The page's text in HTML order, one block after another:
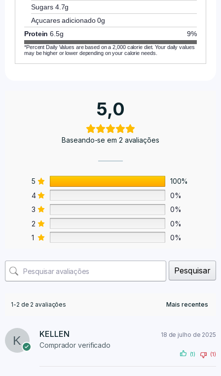
Sugars 4.7g
Açucares adicionado0g
Protein6.5g 9%
*Percent Daily Values are based on a 2,000 calorie diet. Your daily values
may be higher or lower depending on your calorie needs.
5,0
Baseando-se em 2 avaliações
5
100%
4
0%
3
0%
2
0%
1
0%
Pesquisar
1-2 de 2 avaliações
KELLEN
Comprador verificado
18 de julho de 2025
(1) (1)